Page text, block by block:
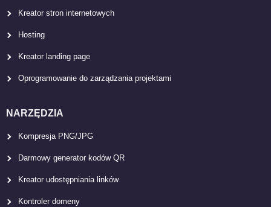
Kreator stron internetowych
Hosting
Kreator landing page
Oprogramowanie do zarządzania projektami
NARZĘDZIA
Kompresja PNG/JPG
Darmowy generator kodów QR
Kreator udostępniania linków
Kontroler domeny